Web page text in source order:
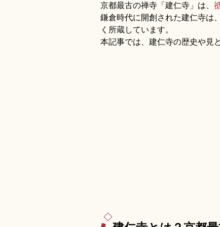
京都最古の禅寺「建仁寺」は、
鎌倉時代に開創された建仁寺は
く所蔵しています。
本記事では、建仁寺の歴史や見ど